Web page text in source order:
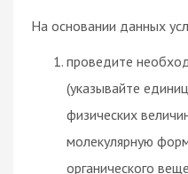
На основании данных
проведите
(указывайте
физических
молекулярную
органического